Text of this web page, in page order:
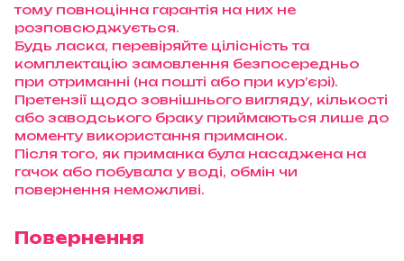
тому повноцінна гарантія на них не
розповсюджується.
Будь ласка, перевіряйте цілісність та
комплектацію замовлення безпосередньо
при отриманні (на пошті або при кур’єрі).
Претензії щодо зовнішнього вигляду, кількості
або заводського браку приймаються лише до
моменту використання приманок.
Після того, як приманка була насаджена на
гачок або побувала у воді, обмін чи
повернення неможливі.
Повернення